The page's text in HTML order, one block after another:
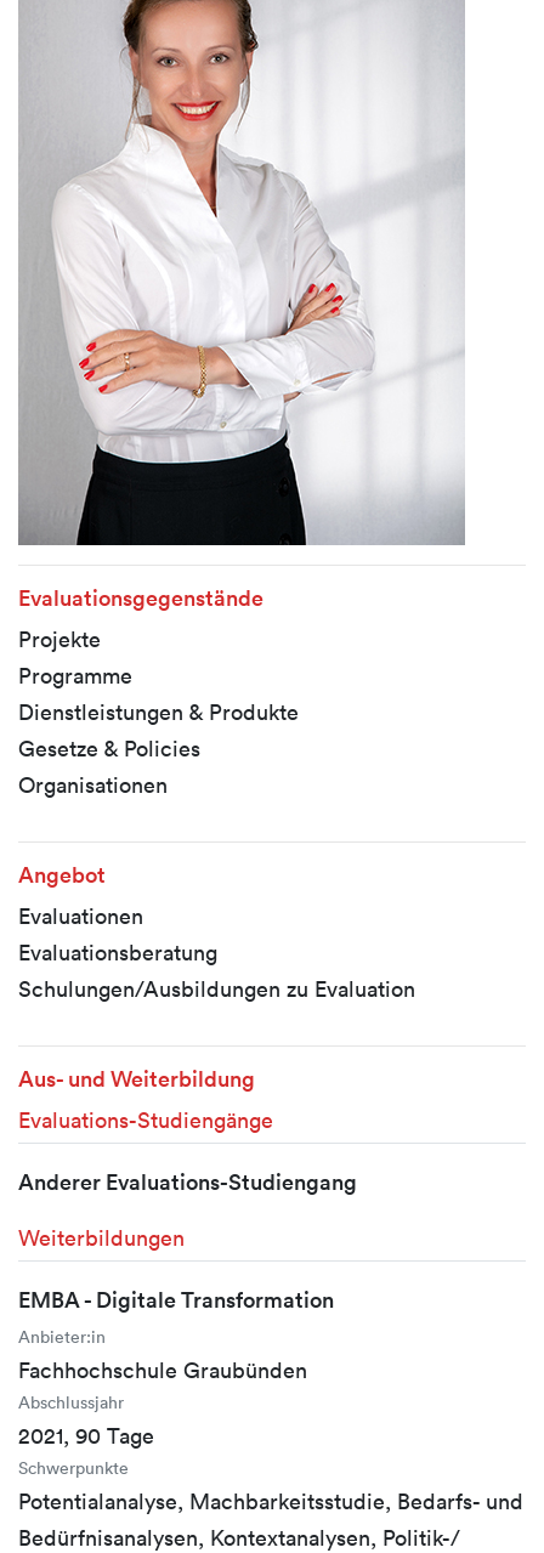
Evaluationsgegenstände
Projekte
Programme
Dienstleistungen & Produkte
Gesetze & Policies
Organisationen
Angebot
Evaluationen
Evaluationsberatung
Schulungen/Ausbildungen zu Evaluation
Aus- und Weiterbildung
Evaluations-Studiengänge
Anderer Evaluations-Studiengang
Weiterbildungen
EMBA - Digitale Transformation
Anbieter:in
Fachhochschule Graubünden
Abschlussjahr
2021, 90 Tage
Schwerpunkte
Potentialanalyse, Machbarkeitsstudie, Bedarfs- und
Bedürfnisanalysen, Kontextanalysen, Politik-/